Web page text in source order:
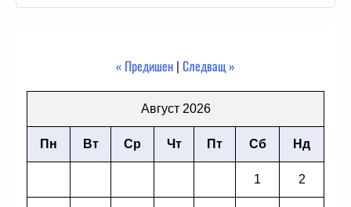
« Предишен | Следващ »
Август 2026
Пн Вт Ср Чт Пт Сб Нд
1 2